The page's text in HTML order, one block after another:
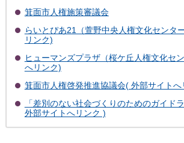
箕面市人権施策審議会
らいとぴあ21（萱野中央人権文化センタ
リンク)
ヒューマンズプラザ（桜ケ丘人権文化セ
へリンク)
箕面市人権啓発推進協議会( 外部サイトへ
「差別のない社会づくりのためのガイド
外部サイトへリンク )